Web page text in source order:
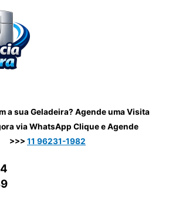
a sua Geladeira? Agende uma Visita
via WhatsApp Clique e Agende
>>> 11 96231-1982